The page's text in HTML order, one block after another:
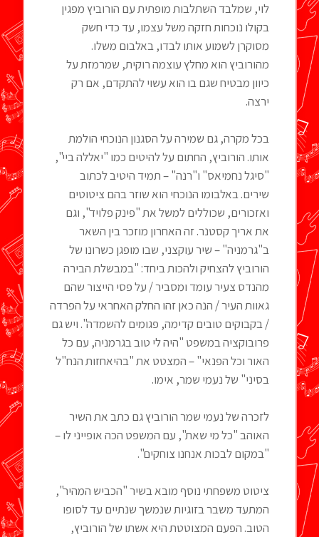
לוי, שמלבד השתלבות מופתית עם הורוביץ מפגין
בקולו נוכחות חזקה משל עצמו, עד כדי חשק
מסוקרן לשמוע אותו לבדו, באלבום משלו.
מהורוביץ הוא מחלץ עוצמה רוקית, שמרמזת על
כיוון מבטיח שגם בו הוא עשוי להתקדם, אם רק
ירצה.
בכל מקרה, גם שמירה על הסגנון הנוכחי הולמת
אותו. הורוביץ, החתום על להיטים כמו "יאללה ביי",
"סיגל נחמיאס" ו"רנה" – תמיד היטיב לכתוב
שירים. באלבומו הנוכחי הוא שוזר בהם ציטוטים
ואזכורים, שכוללים למשל את "פינק פלויד", וגם
את אריך קסטנר. זה האחרון מוזכר בין השאר
ב"גרמניה" – שיר עוקצני, שבו מופגן כשרונו של
הורוביץ להצחיק ולהכות ביחד: "במבשלת הבירה
מהנדס צעיר עומד ומסביר / על פסי הייצור שהם
גאוות העיר / הנה כאן זהו החלק האחראי על הפרדה
/ בקבוקים טובים קדימה, פגומים להשמדה". ויש גם
פרובוקציה במשפט "היה לי טוב בגרמניה, עם כל
האור וכל הפנאי" – המצטט את "בהיאחזות הנח"ל
בסיני" של נעמי שמר, אימו.
לזכרה של נעמי שמר הורוביץ גם כתב את השיר
האוהב "כל מי שאת", עם המשפט הכה אופייני לו –
"במקום לבכות אנחנו צוחקים".
ציטוט משפחתי נוסף מובא בשיר "הכביש המהיר",
המתעד משבר בזוגיות שנמשך שנתיים עד לסופו
הטוב. הפעם המצוטטת היא אשתו של הורוביץ,